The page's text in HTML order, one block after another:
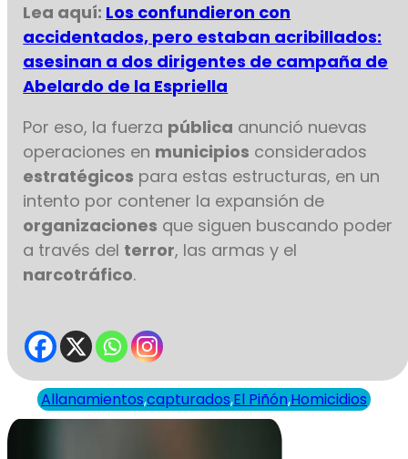
Lea aquí: Los confundieron con
accidentados, pero estaban acribillados:
asesinan a dos dirigentes de campaña de
Abelardo de la Espriella
Por eso, la fuerza pública anunció nuevas
operaciones en municipios considerados
estratégicos para estas estructuras, en un
intento por contener la expansión de
organizaciones que siguen buscando poder
a través del terror, las armas y el
narcotráfico.
Allanamientos,capturados,El Piñón,Homicidios